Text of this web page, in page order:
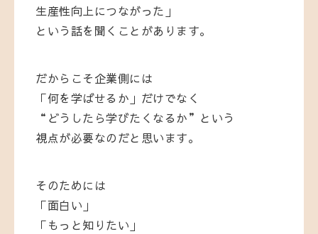
生産性向上につながった」
という話を聞くことがあります。
だからこそ企業側には
「何を学ばせるか」だけでなく
“どうしたら学びたくなるか”という
視点が必要なのだと思います。
そのためには
「面白い」
「もっと知りたい」